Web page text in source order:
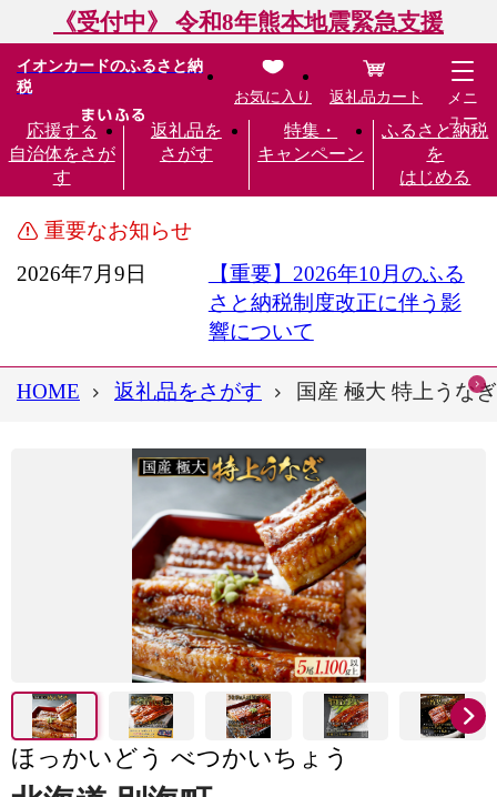
《受付中》 令和8年熊本地震緊急支援
イオンカードのふるさと納
税
応援する
自治体をさが
す
返礼品を
さがす
特集・
キャンペーン
ふるさと納税
を
はじめる
お気に入り 返礼品カート
メニ
ュー
重要なお知らせ
2026年7月9日
【重要】2026年10月のふる
さと納税制度改正に伴う影
響について
HOME 返礼品をさがす 国産 極大 特上うな
ほっかいどう べつかいちょう